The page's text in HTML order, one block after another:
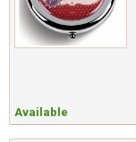
Available